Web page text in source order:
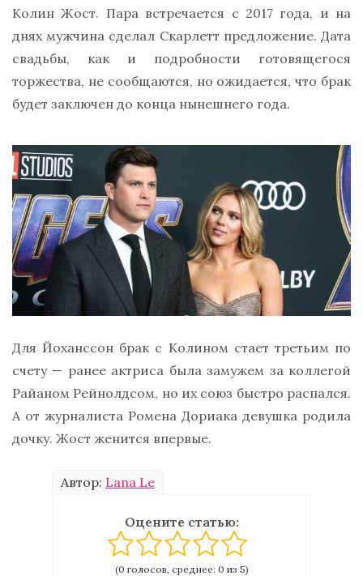
Колин Жост. Пара встречается с 2017 года, и на
днях мужчина сделал Скарлетт предложение. Дата
свадьбы, как и подробности готовящегося
торжества, не сообщаются, но ожидается, что брак
будет заключен до конца нынешнего года.
Для Йоханссон брак с Колином стает третьим по
счету — ранее актриса была замужем за коллегой
Райаном Рейнолдсом, но их союз быстро распался.
А от журналиста Ромена Дориака девушка родила
дочку. Жост женится впервые.
Автор: Lana Le
Оцените статью:
(0 голосов, среднее: 0 из 5)